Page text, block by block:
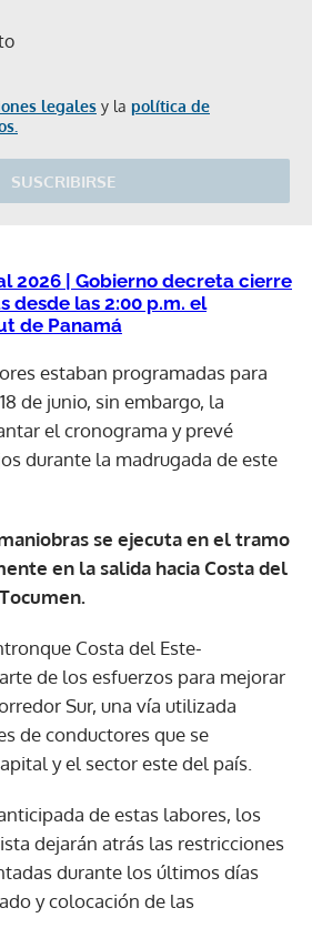
legales y la política de
SUSCRIBIRSE
2026 | Gobierno decreta cierre
desde las 2:00 p.m. el
de Panamá
estaban programadas para
de junio, sin embargo, la
el cronograma y prevé
durante la madrugada de este
se ejecuta en el tramo
en la salida hacia Costa del
Costa del Este-
de los esfuerzos para mejorar
Sur, una vía utilizada
de conductores que se
y el sector este del país.
de estas labores, los
dejarán atrás las restricciones
durante los últimos días
y colocación de las